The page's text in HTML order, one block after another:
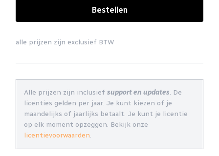
Bestellen
alle prijzen zijn exclusief BTW
Alle prijzen zijn inclusief support en updates. De
licenties gelden per jaar. Je kunt kiezen of je
maandelijks of jaarlijks betaalt. Je kunt je licentie
op elk moment opzeggen. Bekijk onze
licentievoorwaarden.